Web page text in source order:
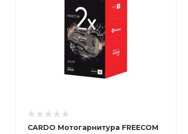
CARDO Мотогарнитура FREECOM